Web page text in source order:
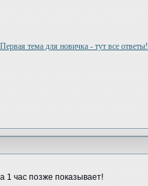
Первая тема для новичка - тут все ответы!
1 час позже показывает!